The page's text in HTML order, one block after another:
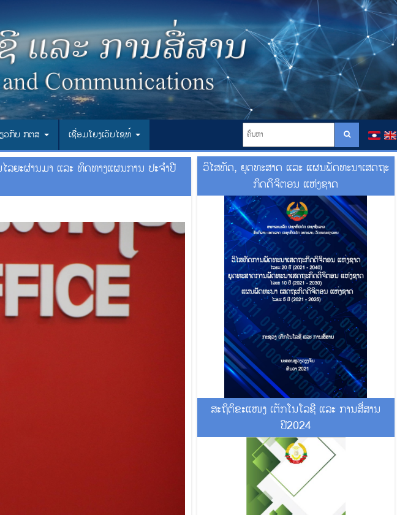
ວກັບ ກຕສ ເຊື່ອມ​ໂຍງ​ເວັບ​ໄຊທ໌
ລຍະຜ່ານມາ ແລະ ທິດທາງແຜນການ ປະຈຳປີ
ວິໄສທັດ, ຍຸດທະສາດ ແລະ ແຜນພັດທະນາເສດຖະ
ກິດດິຈິຕອນ ແຫ່ງຊາດ
ສະຖິຕິຂະແໜງ ເຕັກໂນໂລຊີ ແລະ ການສື່ສານ
ປີ2024